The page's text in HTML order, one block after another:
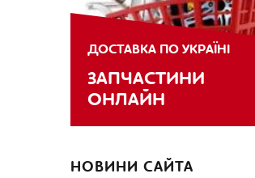
ДОСТАВКА ПО УКРАЇНІ
ЗАПЧАСТИНИ
ОНЛАЙН
НОВИНИ САЙТА